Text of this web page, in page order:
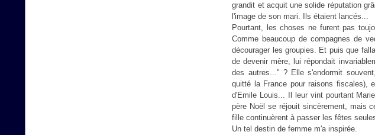
grandit et acquit une solide réputation
l'image de son mari. Ils étaient lancés...
Pourtant, les choses ne furent pas
Comme beaucoup de compagnes de
décourager les groupies. Et puis que
de devenir mère, lui répondait
des autres..." ? Elle s'endormit
quitté la France pour raisons fiscales),
d'Emile Louis... Il leur vint pourtant
père Noël se réjouit sincèrement, mais
fille continuèrent à passer les fêtes
Un tel destin de femme m'a inspirée.